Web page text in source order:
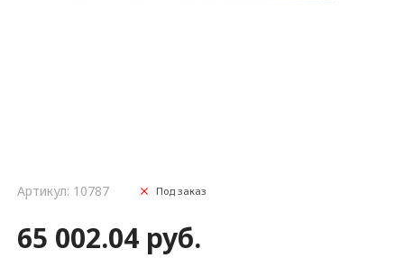
Артикул: 10787 Под заказ
65 002.04 руб.